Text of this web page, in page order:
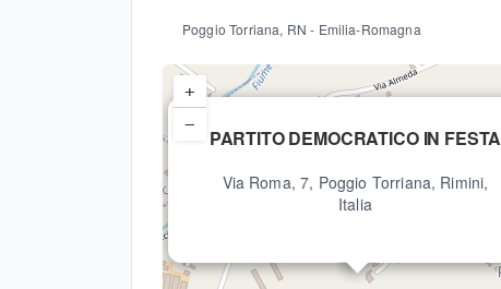
Poggio Torriana, RN - Emilia-Romagna
PARTITO DEMOCRATICO IN FESTA
Via Roma, 7, Poggio Torriana, Rimini,
Italia
+
−